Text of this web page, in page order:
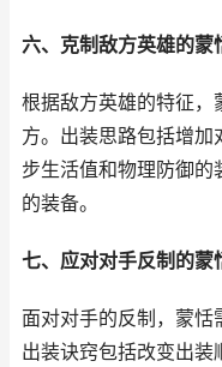
六、克制敌方英雄的蒙
根据敌方英雄的特征，
方。出装思路包括增
步生活值和物理防御的
的装备。
七、应对对手反制的蒙
面对对手的反制，蒙恬
出装诀窍包括改变出装